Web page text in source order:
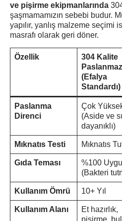
ve pişirme ekipmanlarında
şaşmamamızın sebebi budur.
yapılır, yanlış malzeme seçimi
masrafı olarak geri döner.
Özellik
304 Kalite
Paslanmaz
(Efalya
Standardı)
Paslanma
Direnci
Çok
(Aside ve
dayanıklı)
Mıknatıs Testi Mıknatıs
Gıda Teması
%100
(Bakteri
Kullanım Ömrü 10+ Yıl
Kullanım Alanı
Et hazırlık,
pişirme,